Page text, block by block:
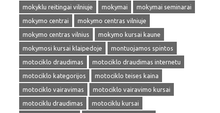
mokyklu reitingai vilniuje
mokymai
mokymai seminarai
mokymo centrai
mokymo centras vilniuje
mokymo centras vilnius
mokymo kursai kaune
mokymosi kursai klaipedoje
montuojamos spintos
motociklo draudimas
motociklo draudimas internetu
motociklo kategorijos
motociklo teises kaina
motociklo vairavimas
motociklo vairavimo kursai
motociklu draudimas
motociklu kursai